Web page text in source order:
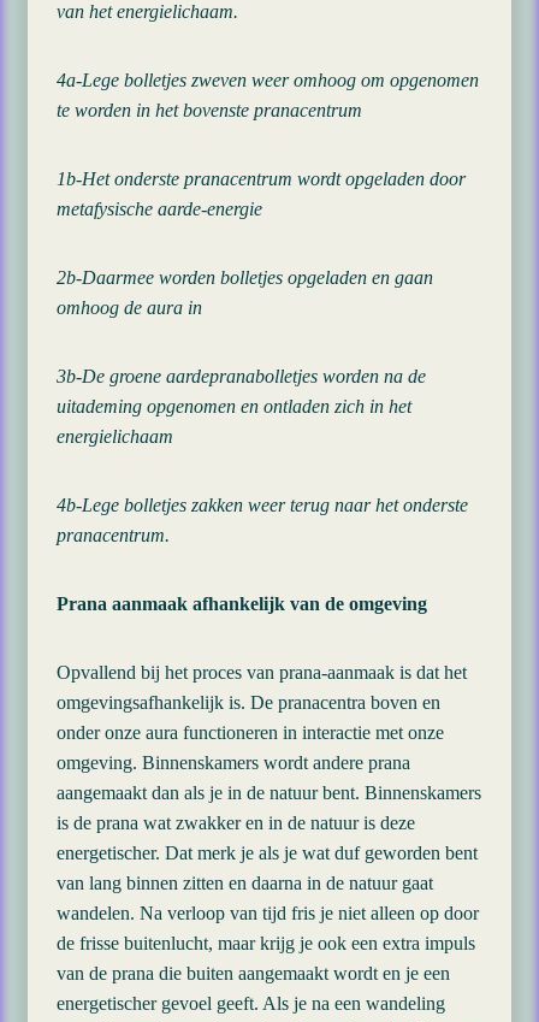
van het energielichaam.
4a-Lege bolletjes zweven weer omhoog om opgenomen
te worden in het bovenste pranacentrum
1b-Het onderste pranacentrum wordt opgeladen door
metafysische aarde-energie
2b-Daarmee worden bolletjes opgeladen en gaan
omhoog de aura in
3b-De groene aardepranabolletjes worden na de
uitademing opgenomen en ontladen zich in het
energielichaam
4b-Lege bolletjes zakken weer terug naar het onderste
pranacentrum.
Prana aanmaak afhankelijk van de omgeving
Opvallend bij het proces van prana-aanmaak is dat het
omgevingsafhankelijk is. De pranacentra boven en
onder onze aura functioneren in interactie met onze
omgeving. Binnenskamers wordt andere prana
aangemaakt dan als je in de natuur bent. Binnenskamers
is de prana wat zwakker en in de natuur is deze
energetischer. Dat merk je als je wat duf geworden bent
van lang binnen zitten en daarna in de natuur gaat
wandelen. Na verloop van tijd fris je niet alleen op door
de frisse buitenlucht, maar krijg je ook een extra impuls
van de prana die buiten aangemaakt wordt en je een
energetischer gevoel geeft. Als je na een wandeling